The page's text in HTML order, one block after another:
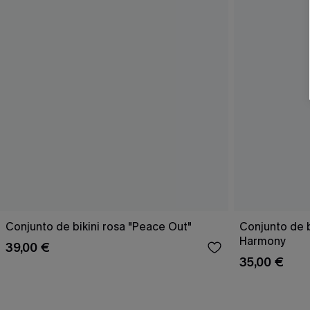
Conjunto de bikini rosa "Peace Out"
39,00 €
Conjunto de
Harmony
35,00 €